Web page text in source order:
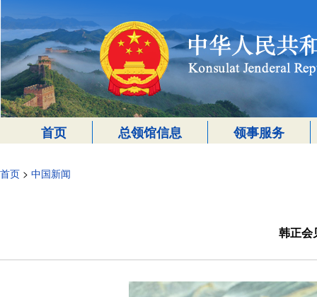
首页 总领馆信息 领事服务
首页 > 中国新闻
韩正会